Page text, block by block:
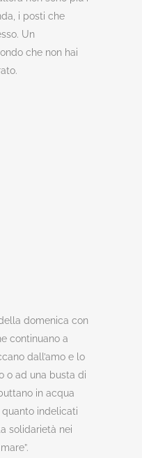
i posti che
Un
che non hai
domenica con
continuano a
dall’amo e lo
o ad una busta di
in acqua
indelicati
solidarietà nei